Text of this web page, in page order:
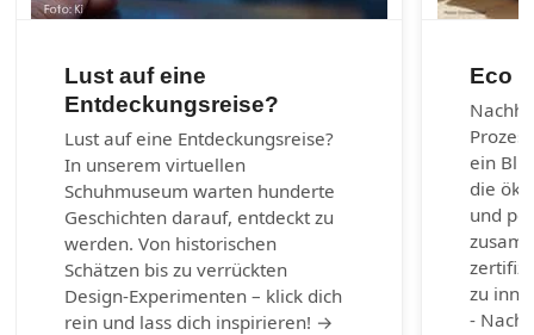
Lust auf eine
Entdeckungsreise?
Lust auf eine Entdeckungsreise?
In unserem virtuellen
Schuhmuseum warten hunderte
Geschichten darauf, entdeckt zu
werden. Von historischen
Schätzen bis zu verrückten
Design-Experimenten – klick dich
rein und lass dich inspirieren! →
Eco
ein
die
und
zu
-